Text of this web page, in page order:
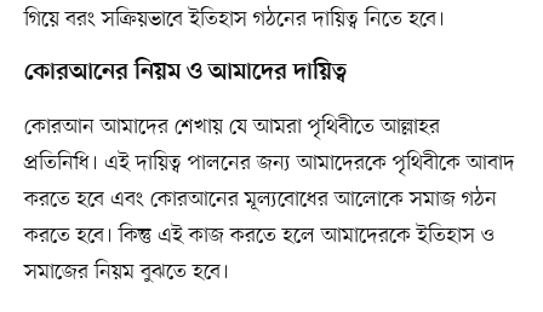
গিয়ে বরং সক্রিয়ভাবে ইতিহাস গঠনের দায়িত্ব নিতে হবে।
কোরআনের নিয়ম ও আমাদের দায়িত্ব
কোরআন আমাদের শেখায় যে আমরা পৃথিবীতে আল্লাহর
প্রতিনিধি। এই দায়িত্ব পালনের জন্য আমাদেরকে পৃথিবীকে আবাদ
করতে হবে এবং কোরআনের মূল্যবোধের আলোকে সমাজ গঠন
করতে হবে। কিন্তু এই কাজ করতে হলে আমাদেরকে ইতিহাস ও
সমাজের নিয়ম বুঝতে হবে।